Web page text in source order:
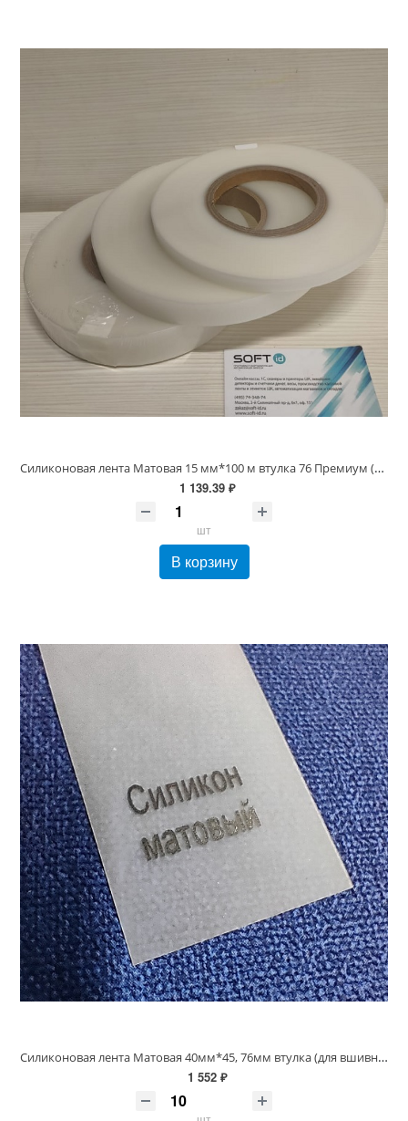
Силиконовая лента Матовая 15 мм*100 м втулка 76 Премиум (для вшивных ярлыков)
1 139.39 ₽
шт
В корзину
Силиконовая лента Матовая 40мм*45, 76мм втулка (для вшивных ярлыков)
1 552 ₽